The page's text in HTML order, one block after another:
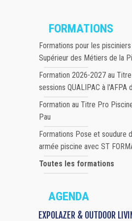
FORMATIONS
Formations pour les
Supérieur des Métiers de la
Formation 2026-2027 au
sessions QUALIPAC à l'AFPA
Formation au Titre Pro
Pau
Formations Pose et soudure
armée piscine avec ST
Toutes les formations
AGENDA
EXPOLAZER & OUTDOOR